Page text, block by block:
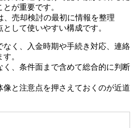
が重要です。
、売却検討の最初に情報を整理
して使いやすい構成です。
なく、入金時期や手続き対応、連絡
。
く、条件面まで含めて総合的に判断
像と注意点を押さえておくのが近道